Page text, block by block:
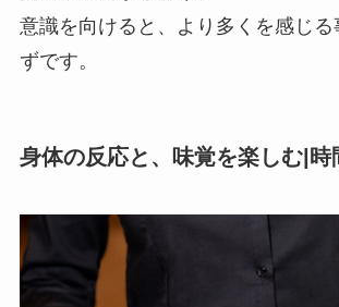
意識を向けると、より多くを感じる
ずです。
身体の反応と、味覚を楽しむ|時